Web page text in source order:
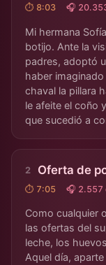
⏱ 8:03 🎧
Mi hermana
botijo. Ante la
padres, adoptó
haber
chaval la pillara
le afeite el coño
que sucedió a
Oferta de
⏱ 7:05 🎧 2.557
Como cualquier
las ofertas del
leche, los
Aquel día,